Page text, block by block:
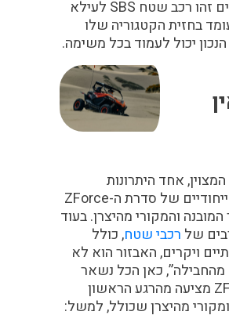
נתונים טכניים זהו רכב שטח SBS לעילא
בחזית הקטגוריה שלו
יכול לעמוד בכל משימה.
אחד היתרונות
הבולטים והייחודיים של סדרת ה-ZForce
המובנה והמקורי מהיצרן. בעוד
של רכבי שטח, כולל
ויקרים, האבזור הוא לא
כאן הכל נשאר
בבית. ZForce מציעה מהרגע הראשון
מהיצרן שכולל, למשל: